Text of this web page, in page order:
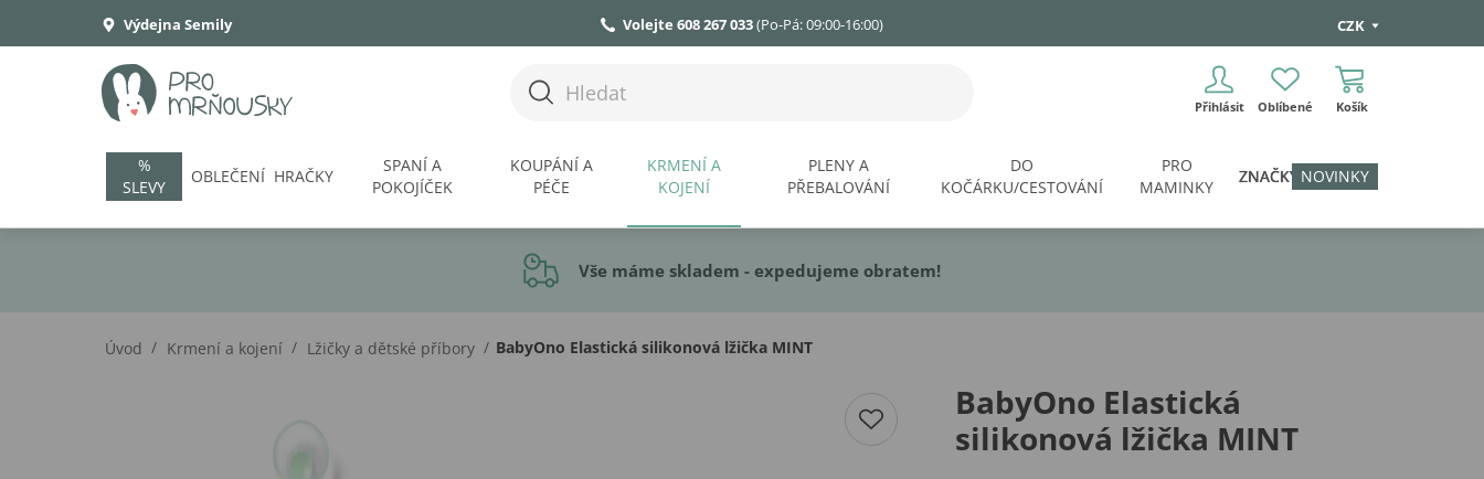
Výdejna Semily Volejte 608 267 033(Po-Pá: 09:00-16:00) CZK
Přihlásit Oblíbené Košík
%
SLEVY
OBLEČENÍ HRAČKY
SPANÍ A
POKOJÍČEK
KOUPÁNÍ A
PÉČE
KRMENÍ A
KOJENÍ
PLENY A
PŘEBALOVÁNÍ
DO
KOČÁRKU/CESTOVÁNÍ
PRO
MAMINKY
ZNAČKY NOVINKY
Vše máme skladem - expedujeme obratem!
Úvod / Krmení a kojení / Lžičky a dětské příbory / BabyOno Elastická silikonová lžička MINT
BabyOno Elastická
silikonová lžička MINT